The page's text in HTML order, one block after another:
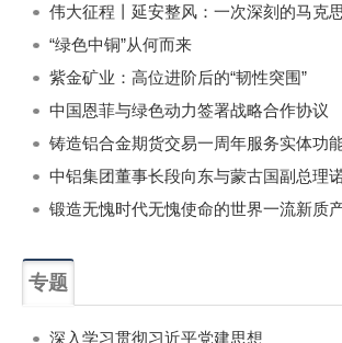
“绿色中铜”从何而来
紫金矿业：高位进阶后的“韧性突围”
中国恩菲与绿色动力签署战略合作协议
铸造铝合金期货交易一周年服务实体功
专题
深入学习贯彻习近平党建思想